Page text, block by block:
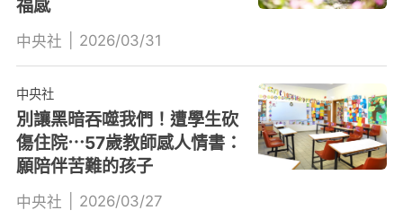
福感
中央社 2026/03/31
中央社
別讓黑暗吞噬我們！遭學生砍
傷住院⋯57歲教師感人情書：
願陪伴苦難的孩子
中央社 2026/03/27